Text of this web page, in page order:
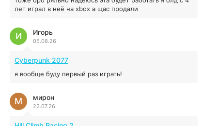
04.12.2025
Red Chaos - The Strict Order
04.12.2025
16.95 ГБ
04.12.2025
лет играл в неё на xbox а щас продали
Игорь
05.08.26
И
Cyberpunk 2077
я вообще буду первый раз играть!
мирон
22.07.26
М